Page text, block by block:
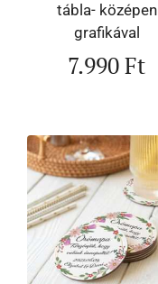
tábla- középen
grafikával
7.990Ft